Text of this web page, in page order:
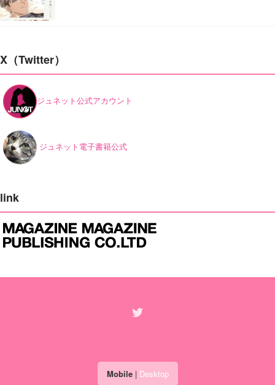
X（Twitter）
ジュネット公式アカウント
ジュネット電子書籍公式
link
Mobile| Desktop